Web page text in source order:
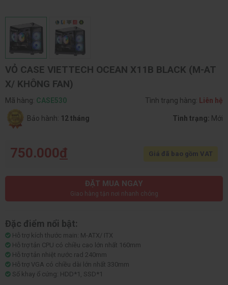
VỎ CASE VIETTECH OCEAN X11B BLACK (M-AT
X/ KHÔNG FAN)
Mã hàng: CASE530 Tình trạng hàng: Liên hệ
Bảo hành: 12 tháng Tình trạng: Mới
750.000đ Giá đã bao gồm VAT
ĐẶT MUA NGAY
Giao hàng tận nơi nhanh chóng
Đặc điểm nổi bật:
Hỗ trợ kích thước main: M-ATX/ ITX
Hỗ trợ tản CPU có chiều cao lớn nhất 160mm
Hỗ trợ tản nhiệt nước rad 240mm
Hỗ trợ VGA có chiều dài lớn nhất 330mm
Số khay ổ cứng: HDD*1, SSD*1